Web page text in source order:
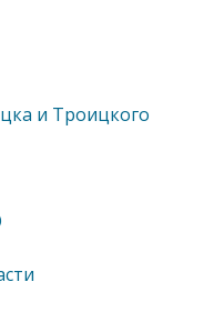
и Троицкого